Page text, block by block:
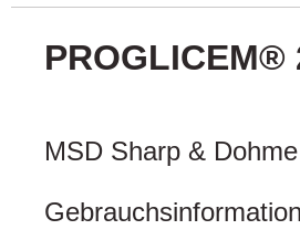
PROGLICEM®
MSD Sharp &